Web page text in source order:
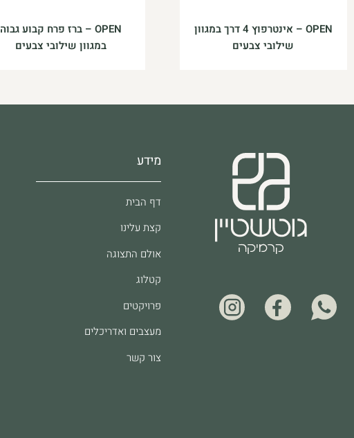
OPEN – אינטרפוץ 4 דרך במגוון
שילובי צבעים
OPEN – ברז פרח קבוע גבוה
במגוון שילובי צבעים
מידע
דף הבית
קצת עלינו
אולם התצוגה
קטלוג
פרויקטים
מעצבים ואדריכלים
צור קשר